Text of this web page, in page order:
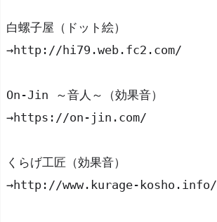
白螺子屋（ドット絵）
→http://hi79.web.fc2.com/
On-Jin ～音人～（効果音）
→https://on-jin.com/
くらげ工匠（効果音）
→http://www.kurage-kosho.info/